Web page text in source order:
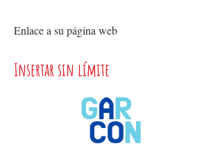
Enlace a su página web
Insertar sin límite